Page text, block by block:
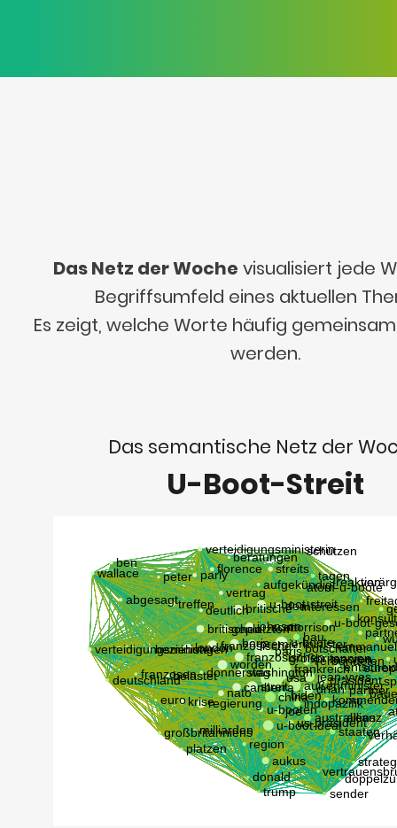
Das Netz der Woche visualisiert jede
Begriffsumfeld eines aktuellen
Es zeigt, welche Worte häufig
werden.
Das semantische Netz der
U-Boot-Streit